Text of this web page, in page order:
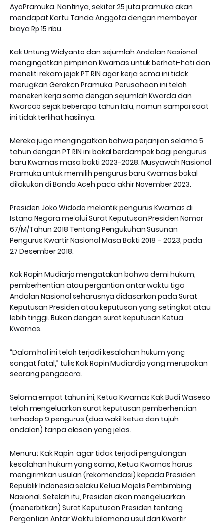
AyoPramuka. Nantinya, sekitar 25 juta pramuka akan
mendapat Kartu Tanda Anggota dengan membayar
biaya Rp 15 ribu.
Kak Untung Widyanto dan sejumlah Andalan Nasional
mengingatkan pimpinan Kwarnas untuk berhati-hati dan
meneliti rekam jejak PT RIN agar kerja sama ini tidak
merugikan Gerakan Pramuka. Perusahaan ini telah
meneken kerja sama dengan sejumlah Kwarda dan
Kwarcab sejak beberapa tahun lalu, namun sampai saat
ini tidak terlihat hasilnya.
Mereka juga mengingatkan bahwa perjanjian selama 5
tahun dengan PT RIN ini bakal berdampak bagi pengurus
baru Kwarnas masa bakti 2023-2028. Musyawah Nasional
Pramuka untuk memilih pengurus baru Kwarnas bakal
dilakukan di Banda Aceh pada akhir November 2023.
Presiden Joko Widodo melantik pengurus Kwarnas di
Istana Negara melalui Surat Keputusan Presiden Nomor
67/M/Tahun 2018 Tentang Pengukuhan Susunan
Pengurus Kwartir Nasional Masa Bakti 2018 – 2023, pada
27 Desember 2018.
Kak Rapin Mudiarjo mengatakan bahwa demi hukum,
pemberhentian atau pergantian antar waktu tiga
Andalan Nasional seharusnya didasarkan pada Surat
Keputusan Presiden atau keputusan yang setingkat atau
lebih tinggi. Bukan dengan surat keputusan Ketua
Kwarnas.
“Dalam hal ini telah terjadi kesalahan hukum yang
sangat fatal,” tulis Kak Rapin Mudiardjo yang merupakan
seorang pengacara.
Selama empat tahun ini, Ketua Kwarnas Kak Budi Waseso
telah mengeluarkan surat keputusan pemberhentian
terhadap 9 pengurus (dua wakil ketua dan tujuh
andalan) tanpa alasan yang jelas.
Menurut Kak Rapin, agar tidak terjadi pengulangan
kesalahan hukum yang sama, Ketua Kwarnas harus
mengirimkan usulan (rekomendasi) kepada Presiden
Republik Indonesia selaku Ketua Majelis Pembimbing
Nasional. Setelah itu, Presiden akan mengeluarkan
(menerbitkan) Surat Keputusan Presiden tentang
Pergantian Antar Waktu bilamana usul dari Kwartir